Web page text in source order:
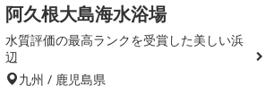
阿久根大島海水浴場
水質評価の最高ランクを受賞した美しい浜
辺
九州 / 鹿児島県